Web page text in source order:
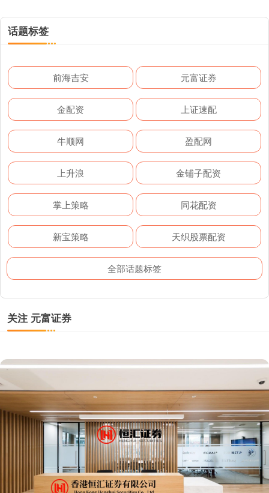
话题标签
前海吉安 元富证券
金配资 上证速配
牛顺网 盈配网
上升浪 金铺子配资
掌上策略 同花配资
新宝策略 天织股票配资
全部话题标签
关注 元富证券